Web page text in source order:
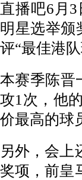
直播吧6月
明星选举颁
评“最佳港队
本赛季陈晋
攻1次，他
价最高的球
另外，会上
奖项，前皇